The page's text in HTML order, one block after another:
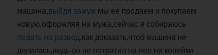
машина,выйдя замуж мы ее продаем и покупаем
новую,оформляя на мужа,сейчас я собираюсь
подать на развод,как доказать,чтоб машина не
делилась,ведь он не потратил на нее ни копейки